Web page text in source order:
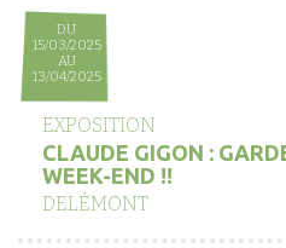
DU
15/03/2025
AU
13/04/2025
EXPOSITION
CLAUDE GIGON :
WEEK-END !!
DELÉMONT